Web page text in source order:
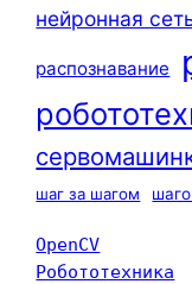
нейронная
распознавание
шаг за шагом
OpenCV
Робототехника